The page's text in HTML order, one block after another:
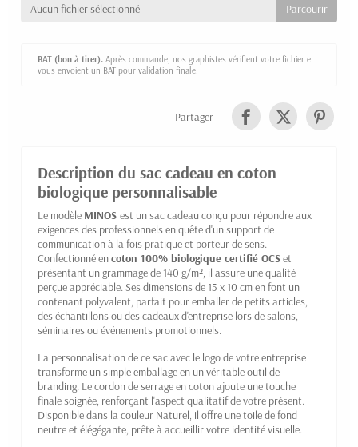
Aucun fichier sélectionné
BAT (bon à tirer). Après commande, nos graphistes vérifient votre fichier et
vous envoient un BAT pour validation finale.
Partager
Description du sac cadeau en coton
biologique personnalisable
Le modèle MINOS est un sac cadeau conçu pour répondre aux
exigences des professionnels en quête d'un support de
communication à la fois pratique et porteur de sens.
Confectionné encoton 100% biologique certifié OCSet
présentant un grammage de 140 g/m², il assure une qualité
perçue appréciable. Ses dimensions de 15 x 10 cm en font un
contenant polyvalent, parfait pour emballer de petits articles,
des échantillons ou des cadeaux d'entreprise lors de salons,
séminaires ou événements promotionnels.
La personnalisation de ce sac avec le logo de votre entreprise
transforme un simple emballage en un véritable outil de
branding. Le cordon de serrage en coton ajoute une touche
finale soignée, renforçant l'aspect qualitatif de votre présent.
Disponible dans la couleur Naturel, il offre une toile de fond
neutre et élégégante, prête à accueillir votre identité visuelle.